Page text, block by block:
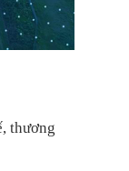
thương